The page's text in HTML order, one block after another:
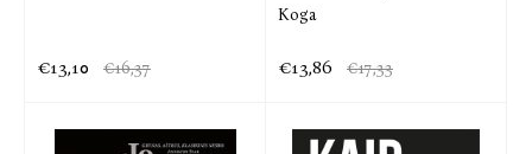
€13,10 €16,37
Koga
€13,86 €17,33